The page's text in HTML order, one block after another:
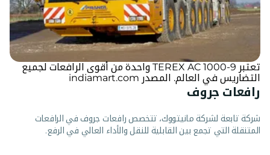
تعتبر TEREX AC 1000-9 واحدة من أقوى الرافعات لجميع
التضاريس في العالم. المصدر indiamart.com
رافعات جروف
شركة تابعة لشركة مانيتووك، تتخصص رافعات جروف في الرافعات
المتنقلة التي تجمع بين القابلية للنقل والأداء العالي في الرفع.